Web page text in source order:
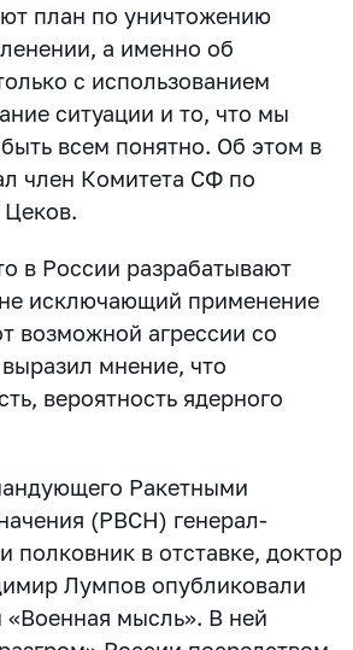
план по уничтожению
а именно об
с использованием
ситуации и то, что мы
всем понятно. Об этом в
член Комитета СФ по
в России разрабатывают
исключающий применение
возможной агрессии со
мнение, что
вероятность ядерного
Ракетными
(РВСН) генерал-
полковник в отставке, доктор
Лумпов опубликовали
мысль». В ней